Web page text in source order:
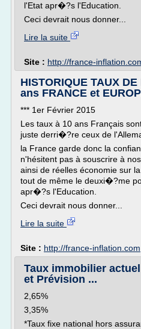
l'Etat apr�?s l'Education.
Ceci devrait nous donner...
Lire la suite
Site : http://france-
HISTORIQUE TAUX
ans FRANCE et
*** 1er Février 2015
Les taux à 10 ans Français
juste derri�?re ceux de
la France garde donc la
n'hésitent pas à souscrire à
ainsi de réelles économie sur
tout de même le deuxi�?me
apr�?s l'Education.
Ceci devrait nous donner...
Lire la suite
Site : http://france-inflation.com
Taux immobilier
et Prévision ...
2,65%
3,35%
*Taux fixe national hors